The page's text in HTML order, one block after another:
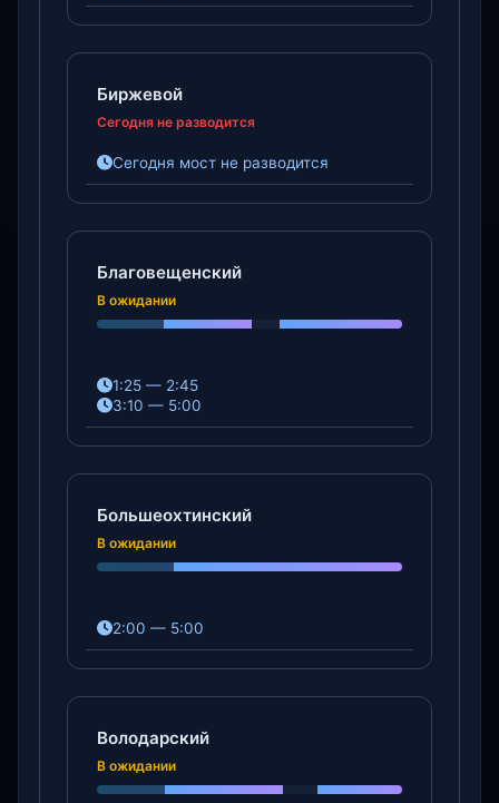
Биржевой
Сегодня не разводится
Сегодня мост не разводится
Благовещенский
В ожидании
1:25 — 2:45
3:10 — 5:00
Большеохтинский
В ожидании
2:00 — 5:00
Володарский
В ожидании